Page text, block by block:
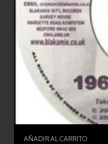
AÑADIR AL CARRITO